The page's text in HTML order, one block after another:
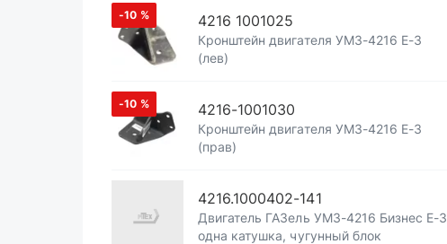
-10 % 4216 1001025
Кронштейн двигателя УМЗ-4216 Е-3
(лев)
-10 % 4216-1001030
Кронштейн двигателя УМЗ-4216 Е-3
(прав)
4216.1000402-141
Двигатель ГАЗель УМЗ-4216 Бизнес Е-3
одна катушка, чугунный блок